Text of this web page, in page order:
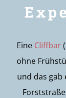
Eine Cliffbar
ohne
und das gab